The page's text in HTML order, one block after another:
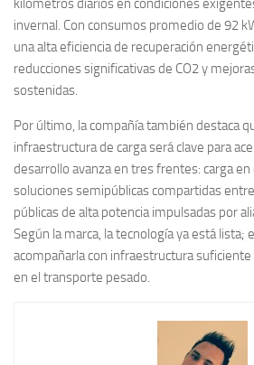
invernal. Con consumos promedio de 92
una alta eficiencia de recuperación
reducciones significativas de CO2 y
sostenidas.
Por último, la compañía también destaca
infraestructura de carga será clave para
desarrollo avanza en tres frentes: carga
soluciones semipúblicas compartidas
públicas de alta potencia impulsadas por
Según la marca, la tecnología ya está lista;
acompañarla con infraestructura suficiente
en el transporte pesado.